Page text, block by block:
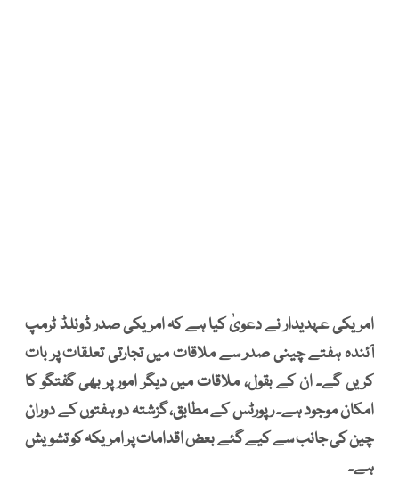
امریکی عہدیدار نے دعویٰ کیا ہے کہ امریکی صدر ڈونلڈ ٹرمپ
آئندہ ہفتے چینی صدر سے ملاقات میں تجارتی تعلقات پر بات
کریں گے۔ ان کے بقول، ملاقات میں دیگر امور پر بھی گفتگو کا
امکان موجود ہے۔ رپورٹس کے مطابق، گزشتہ دو ہفتوں کے دوران
چین کی جانب سے کیے گئے بعض اقدامات پر امریکہ کو تشویش
ہے۔